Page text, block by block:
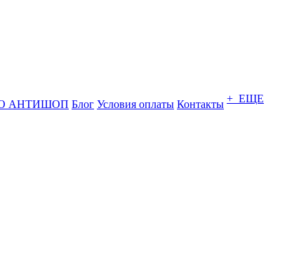
АНТИШОП Блог Условия оплаты Контакты + ЕЩЕ